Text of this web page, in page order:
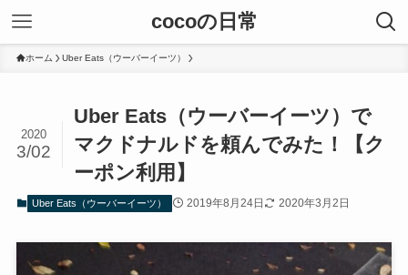
cocoの日常
ホーム Uber Eats（ウーバーイーツ）
Uber Eats（ウーバーイーツ）で
マクドナルドを頼んでみた！【ク
ーポン利用】
2020
3/02
Uber Eats（ウーバーイーツ） 2019年8月24日 2020年3月2日